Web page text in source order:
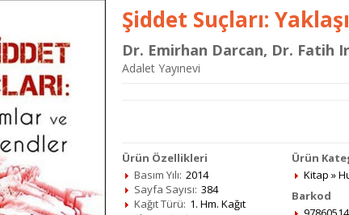
Şiddet Suçları:
Dr. Emirhan Darcan, Dr. Fatih
Adalet Yayınevi
Ürün Özellikleri
Basım Yılı: 2014
Sayfa Sayısı: 384
Kağıt Türü: 1. Hm. Kağıt
Ürün
Kitap »
Barkod